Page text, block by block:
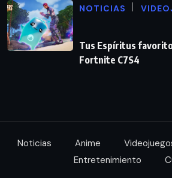
NOTICIAS
Tus Espíritus
Fortnite C7S4
Noticias Anime
Entretenimiento